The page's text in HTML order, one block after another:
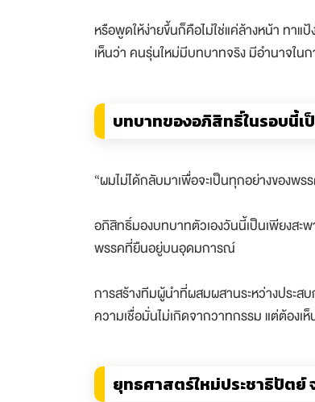
หรือพูดให้ง่ายขึ้นก็คือไม่ใช่แค่ล้างหน้า ทาแ
เห็นว่า คนรุ่นใหม่มีบทบาทจริง มีอำนาจใน
บทบาทของอภิสิทธิ์ในรอบนี้เ
“ผมไม่ได้กลับมาเพื่อจะเป็นทุกอย่างของพร
อภิสิทธิ์มองบทบาทตัวเองวันนี้เป็นเพียงสะพ
พรรคที่ยืนอยู่บนอุดมการณ์
การสร้างทีมผู้นำที่ผสมผสานระหว่างประสบ
ความเชื่อมั่นไม่เกิดจากวาทกรรม แต่ต้องเห็
ยุทธศาสตร์ใหม่ประชาธิปัตย์